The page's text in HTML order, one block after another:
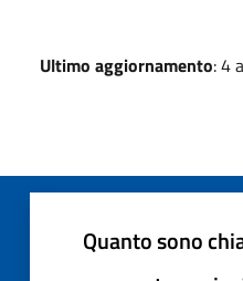
Ultimo aggiornamento: 4
Quanto sono